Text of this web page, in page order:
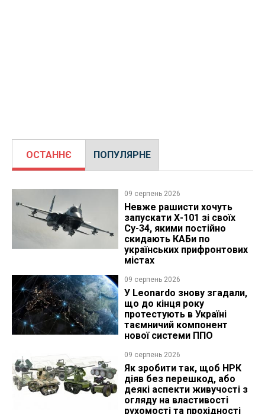
ОСТАННЄ ПОПУЛЯРНЕ
09 серпень 2026
Невже рашисти хочуть
запускати Х-101 зі своїх
Су-34, якими постійно
скидають КАБи по
українських прифронтових
містах
09 серпень 2026
У Leonardo знову згадали,
що до кінця року
протестують в Україні
таємничий компонент
нової системи ППО
09 серпень 2026
Як зробити так, щоб НРК
діяв без перешкод, або
деякі аспекти живучості з
огляду на властивості
рухомості та прохідності